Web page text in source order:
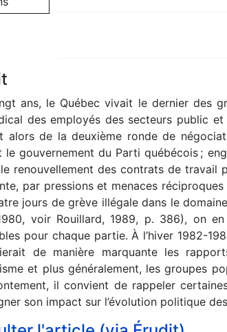
ans, le Québec vivait le dernier des
des employés des secteurs public
alors de la deuxième ronde de
le gouvernement du Parti québécois ;
renouvellement des contrats de travail
par pressions et menaces
jours de grève illégale dans le
voir Rouillard, 1989, p. 386), on
pour chaque partie. À l’hiver 1982-
de manière marquante les
et plus généralement, les groupes
il convient de rappeler
son impact sur l’évolution politique